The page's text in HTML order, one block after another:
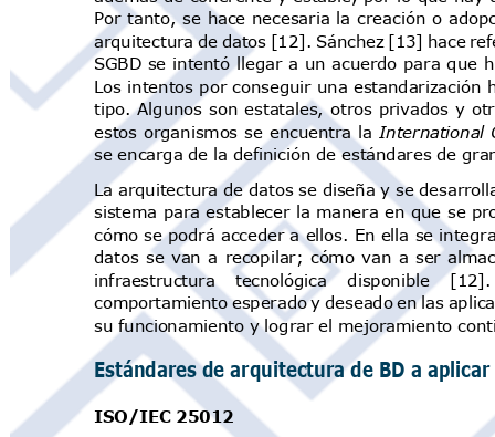
Por tanto, sehace necesaria la creación o
arquitectura de datos [12]. Sánchez [13] hace
SGBD se intentó llegara un acuerdo para que
Los intentos por conseguir una estandarización
tipo. Algunos son estatales, otros privados y
estos organismos se encuentra la International
se encarga de la definición de estándares de
La arquitectura de datos se diseña y se
sistema paraestablecer la manera en que se
cómo se podrá acceder a ellos. En ella se
datos se van a recopilar; cómo van a ser
infraestructura tecnológica disponible
comportamiento esperado y deseado en las
su funcionamiento y lograr el mejoramiento
Estándares de arquitectura de BD a
ISO/IEC 25012